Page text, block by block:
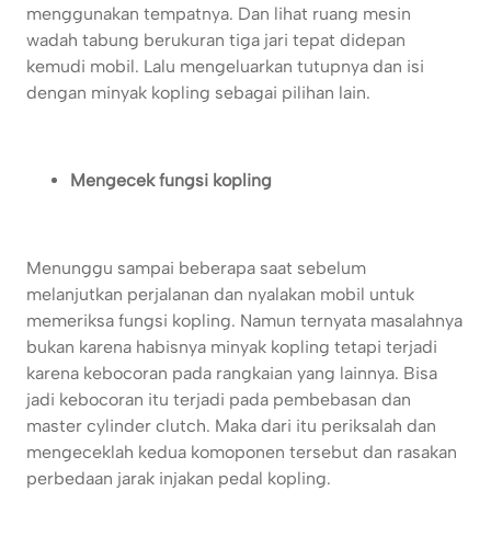
menggunakan tempatnya. Dan lihat ruang mesin
wadah tabung berukuran tiga jari tepat didepan
kemudi mobil. Lalu mengeluarkan tutupnya dan isi
dengan minyak kopling sebagai pilihan lain.
Mengecek fungsi kopling
Menunggu sampai beberapa saat sebelum
melanjutkan perjalanan dan nyalakan mobil untuk
memeriksa fungsi kopling. Namun ternyata masalahnya
bukan karena habisnya minyak kopling tetapi terjadi
karena kebocoran pada rangkaian yang lainnya. Bisa
jadi kebocoran itu terjadi pada pembebasan dan
master cylinder clutch. Maka dari itu periksalah dan
mengeceklah kedua komoponen tersebut dan rasakan
perbedaan jarak injakan pedal kopling.